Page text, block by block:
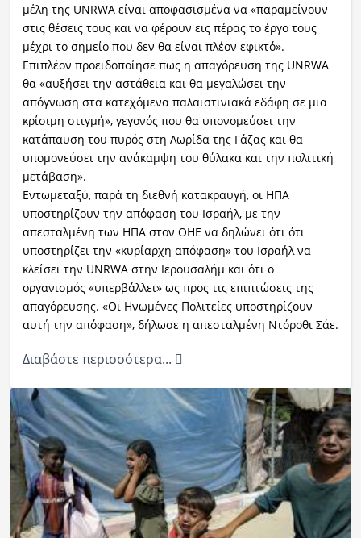
μέλη της UNRWA είναι αποφασισμένα να «παραμείνουν
στις θέσεις τους και να φέρουν εις πέρας το έργο τους
μέχρι το σημείο που δεν θα είναι πλέον εφικτό».
Επιπλέον προειδοποίησε πως η απαγόρευση της UNRWA
θα «αυξήσει την αστάθεια και θα μεγαλώσει την
απόγνωση στα κατεχόμενα παλαιστινιακά εδάφη σε μια
κρίσιμη στιγμή», γεγονός που θα υπονομεύσει την
κατάπαυση του πυρός στη Λωρίδα της Γάζας και θα
υπομονεύσει την ανάκαμψη του θύλακα και την πολιτική
μετάβαση».
Εντωμεταξύ, παρά τη διεθνή κατακραυγή, οι ΗΠΑ
υποστηρίζουν την απόφαση του Ισραήλ, με την
απεσταλμένη των ΗΠΑ στον ΟΗΕ να δηλώνει ότι ότι
υποστηρίζει την «κυρίαρχη απόφαση» του Ισραήλ να
κλείσει την UNRWA στην Ιερουσαλήμ και ότι ο
οργανισμός «υπερβάλλει» ως προς τις επιπτώσεις της
απαγόρευσης. «Οι Ηνωμένες Πολιτείες υποστηρίζουν
αυτή την απόφαση», δήλωσε η απεσταλμένη Ντόροθι Σάε.
Διαβάστε περισσότερα...